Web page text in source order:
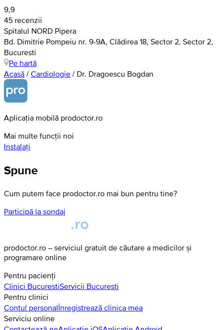
9,9
45 recenzii
Spitalul NORD Pipera
Bd. Dimitrie Pompeiu nr. 9-9A, Clădirea 18, Sector 2, Sector 2,
Bucuresti
Pe hartă
Acasă / Cardiologie / Dr. Dragoescu Bogdan
Aplicația mobilă prodoctor.ro
Mai multe funcții noi
Instalați
Spune
Cum putem face prodoctor.ro mai bun pentru tine?
Participă la sondaj
prodoctor.ro – serviciul gratuit de căutare a medicilor și
programare online
Pentru pacienți
Clinici BucurestiServicii Bucuresti
Pentru clinici
Contul personalÎnregistrează clinica mea
Serviciu online